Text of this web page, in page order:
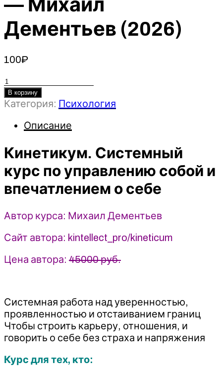
— Михаил
Дементьев (2026)
100₽
Количество
товара
Кинетикум.
курс
управлению
и
впечатлением
себе
-
Михаил
Дементьев
(2026)
В корзину
Категория: Психология
Описание
Кинетикум. Системный
курс по управлению собой и
впечатлением о себе
Автор курса: Михаил Дементьев
Сайт автора: kintellect_pro/kineticum
Цена автора: 45000 руб.
Системная работа над уверенностью,
проявленностью и отстаиванием границ
Чтобы строить карьеру, отношения, и
говорить о себе без страха и напряжения
Курс для тех, кто: